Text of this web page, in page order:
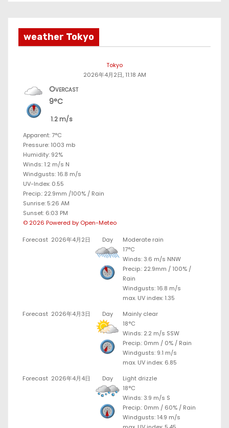
weather Tokyo
Tokyo
2026年4月2日, 11:18 AM
Overcast
9°C
1.2 m/s
Apparent: 7°C
Pressure: 1003 mb
Humidity: 92%
Winds: 1.2 m/s N
Windgusts: 16.8 m/s
UV-Index: 0.55
Precip.: 22.9mm /100% / Rain
Sunrise: 5:26 AM
Sunset: 6:03 PM
© 2026 Powered by Open-Meteo
Forecast 2026年4月2日 Day
Moderate rain
17°C
Winds: 3.6 m/s NNW
Precip.: 22.9mm / 100% /
Rain
Windgusts: 16.8 m/s
max. UV index: 1.35
Forecast 2026年4月3日 Day
Mainly clear
18°C
Winds: 2.2 m/s SSW
Precip.: 0mm / 0% / Rain
Windgusts: 9.1 m/s
max. UV index: 6.85
Forecast 2026年4月4日 Day
Light drizzle
18°C
Winds: 3.9 m/s S
Precip.: 0mm / 60% / Rain
Windgusts: 14.9 m/s